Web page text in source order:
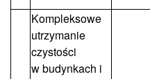
Kompleksowe
utrzymanie
czystości
w budynkach i